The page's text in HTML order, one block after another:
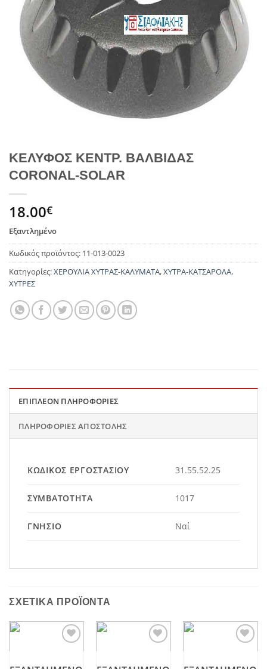
ΚΕΛΥΦΟΣ ΚΕΝΤΡ. ΒΑΛΒΙΔΑΣ
CORONAL-SOLAR
18.00€
Εξαντλημένο
Κωδικός προϊόντος: 11-013-0023
Κατηγορίες:ΧΕΡΟΥΛΙΑ ΧΥΤΡΑΣ-ΚΑΛΥΜΑΤΑ,ΧΥΤΡΑ-ΚΑΤΣΑΡΟΛΑ,
ΧΥΤΡΕΣ
ΕΠΙΠΛΈΟΝ ΠΛΗΡΟΦΟΡΊΕΣ
ΠΛΗΡΟΦΟΡΊΕΣ ΑΠΟΣΤΟΛΉΣ
ΚΩΔΙΚΌΣ ΕΡΓΟΣΤΑΣΊΟΥ 31.55.52.25
ΣΥΜΒΑΤΌΤΗΤΑ 1017
ΓΝΉΣΙΟ Ναί
ΣΧΕΤΙΚΆ ΠΡΟΪΌΝΤΑ